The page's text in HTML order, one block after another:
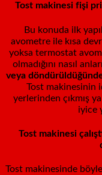
Tost makinesi fişi
Bu konuda ilk
avometre ile kısa
yoksa termostat
olmadığını nasıl
veya
Tost makinesinin
yerlerinden çıkmış
iyice
Tost makinesi
Tost makinesinde